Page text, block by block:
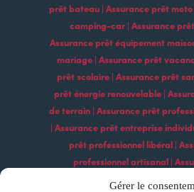
Gérer le
prêt bateau | Assurance prêt
camping-car | Assurance
Assurance prêt équipement
mariage | Assurance prêt
prêt scolaire | Assurance prêt
prêt énergie renouvelable |
de terrain | Assurance prêt
| Assurance prêt entreprise
prêt professionnel libéral |
professionnel artisanal |